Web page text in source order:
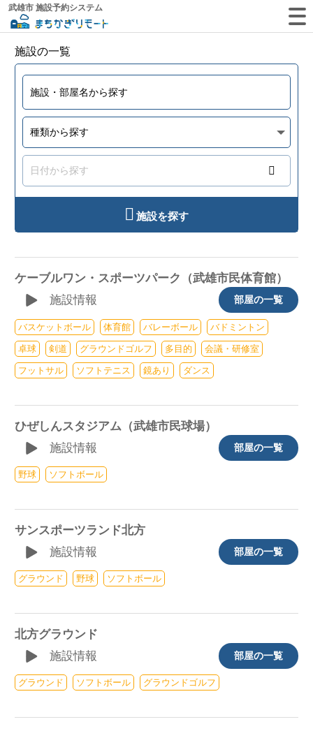
武雄市 施設予約システム
施設の一覧
施設を探す
ケーブルワン・スポーツパーク（武雄市民体育館）
施設情報
部屋の一覧
バスケットボール 体育館 バレーボール バドミントン
卓球 剣道 グラウンドゴルフ 多目的 会議・研修室
フットサル ソフトテニス 鏡あり ダンス
ひぜしんスタジアム（武雄市民球場）
施設情報
部屋の一覧
野球 ソフトボール
サンスポーツランド北方
施設情報
部屋の一覧
グラウンド 野球 ソフトボール
北方グラウンド
施設情報
部屋の一覧
グラウンド ソフトボール グラウンドゴルフ